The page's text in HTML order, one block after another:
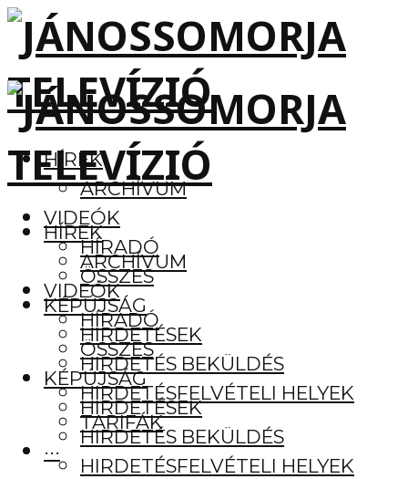
HÍREK
ARCHÍVUM
VIDEÓK
HÍRADÓ
ÖSSZES
KÉPÚJSÁG
HIRDETÉSEK
HIRDETÉS BEKÜLDÉS
HIRDETÉSFELVÉTELI HELYEK
TARIFÁK
···
HÍREK
ARCHÍVUM
VIDEÓK
HÍRADÓ
ÖSSZES
KÉPÚJSÁG
HIRDETÉSEK
HIRDETÉS BEKÜLDÉS
HIRDETÉSFELVÉTELI HELYEK